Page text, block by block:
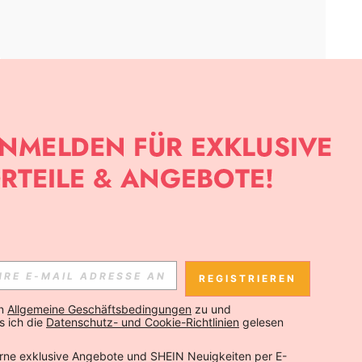
APP
ANMELDEST, KANNST DU DIE NEUESTEN TRENDS VOR
DICH JEDERZEIT ABMELDEN).
Abonnieren
Abonnieren
REGISTRIEREN
Allgemeine Geschäftsbedingungen zu und
ich die Datenschutz- und Cookie-Richtlinien gelesen
exklusive Angebote und SHEIN Neuigkeiten per E-